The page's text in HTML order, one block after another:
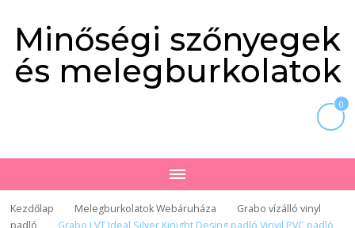
Minőségi szőnyegek
és melegburkolatok
0
Kezdőlap Melegburkolatok Webáruháza
Grabo vízálló vinyl
padló
Grabo LVT Ideal Silver Kinight Desing padló Vinyil PVC padló